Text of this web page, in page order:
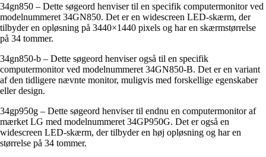
34gn850 – Dette søgeord henviser til en specifik computermonitor ved
modelnummeret 34GN850. Det er en widescreen LED-skærm, der
tilbyder en opløsning på 3440×1440 pixels og har en skærmstørrelse
på 34 tommer.
34gn850-b – Dette søgeord henviser også til en specifik
computermonitor ved modelnummeret 34GN850-B. Det er en variant
af den tidligere nævnte monitor, muligvis med forskellige egenskaber
eller design.
34gp950g – Dette søgeord henviser til endnu en computermonitor af
mærket LG med modelnummeret 34GP950G. Det er også en
widescreen LED-skærm, der tilbyder en høj opløsning og har en
størrelse på 34 tommer.